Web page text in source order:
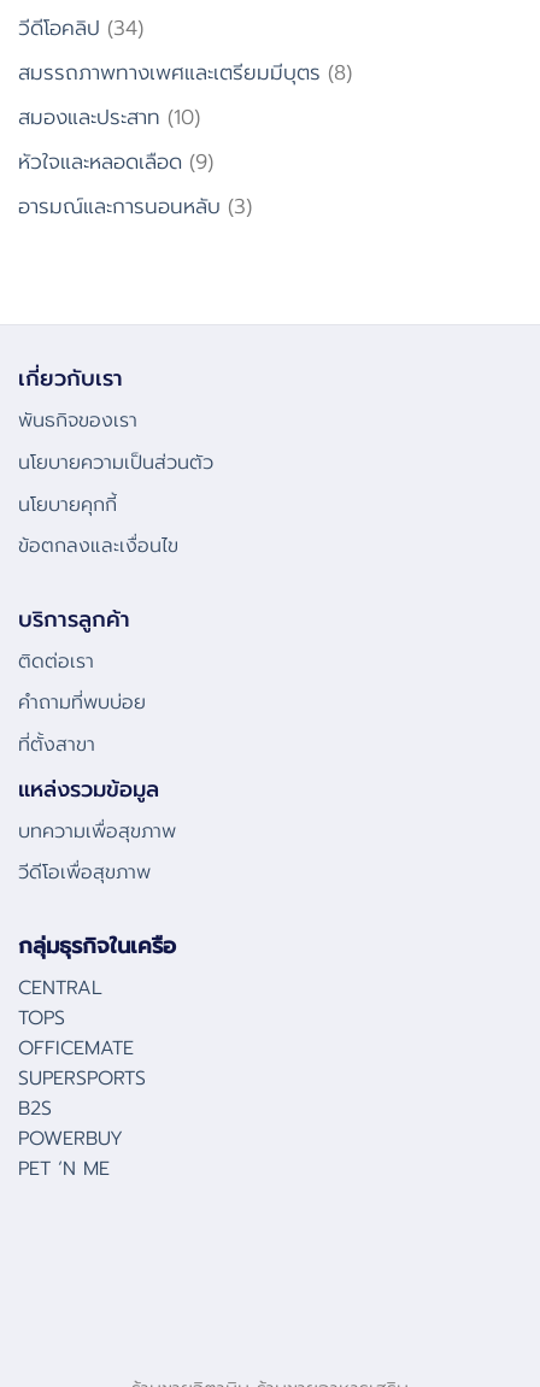
วีดีโอคลิป (34)
สมรรถภาพทางเพศและเตรียมมีบุตร (8)
สมองและประสาท (10)
หัวใจและหลอดเลือด (9)
อารมณ์และการนอนหลับ (3)
เกี่ยวกับเรา
พันธกิจของเรา
นโยบายความเป็นส่วนตัว
นโยบายคุกกี้
ข้อตกลงและเงื่อนไข
บริการลูกค้า
ติดต่อเรา
คําถามที่พบบ่อย
ที่ตั้งสาขา
แหล่งรวมข้อมูล
บทความเพื่อสุขภาพ
วีดีโอเพื่อสุขภาพ
กลุ่มธุรกิจในเครือ
CENTRAL
TOPS
OFFICEMATE
SUPERSPORTS
B2S
POWERBUY
PET ‘N ME